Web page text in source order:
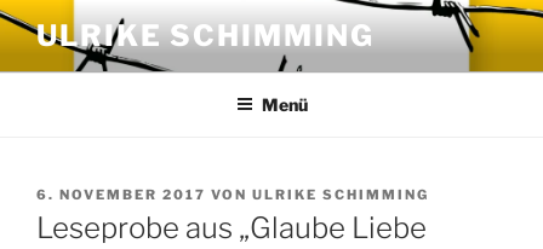
Zum
Inhalt
springen
ULRIKE SCHIMMING
Menü
VERÖFFENTLICHT
AM
6. NOVEMBER 2017 VON ULRIKE SCHIMMING
Leseprobe aus „Glaube Liebe